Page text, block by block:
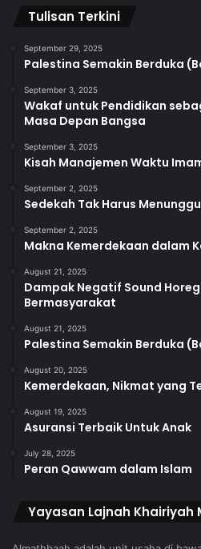
Tulisan Terkini
September 29, 2025
Palestina Semakin Berduka
September 3, 2025
Wakaf untuk Pendidikan
Masa Depan Bangsa
September 3, 2025
Kisah Manajemen Waktu
September 2, 2025
Sedekah Tak Harus
September 2, 2025
Makna Kemerdekaan dalam
August 21, 2025
Dampak Negatif Sound
Bermasyarakat
August 21, 2025
Palestina Semakin Berduka
August 20, 2025
Kemerdekaan, Nikmat yang
August 19, 2025
Asuransi Terbaik Untuk Anak
July 28, 2025
Peran Qawwam dalam Islam
Yayasan Lajnah Khairiyah